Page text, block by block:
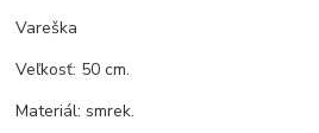
Vareška
Veľkosť: 50 cm.
Materiál: smrek.